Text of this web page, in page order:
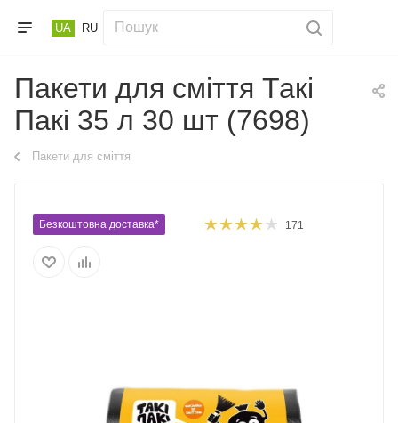
UA RU
Пакети для сміття Такі
Пакі 35 л 30 шт (7698)
Пакети для сміття
Безкоштовна доставка* 171